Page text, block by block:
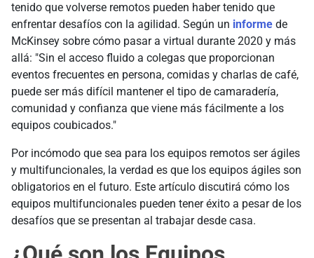
tenido que volverse remotos pueden haber tenido que
enfrentar desafíos con la agilidad. Según un informe de
McKinsey sobre cómo pasar a virtual durante 2020 y más
allá: "Sin el acceso fluido a colegas que proporcionan
eventos frecuentes en persona, comidas y charlas de café,
puede ser más difícil mantener el tipo de camaradería,
comunidad y confianza que viene más fácilmente a los
equipos coubicados."
Por incómodo que sea para los equipos remotos ser ágiles
y multifuncionales, la verdad es que los equipos ágiles son
obligatorios en el futuro. Este artículo discutirá cómo los
equipos multifuncionales pueden tener éxito a pesar de los
desafíos que se presentan al trabajar desde casa.